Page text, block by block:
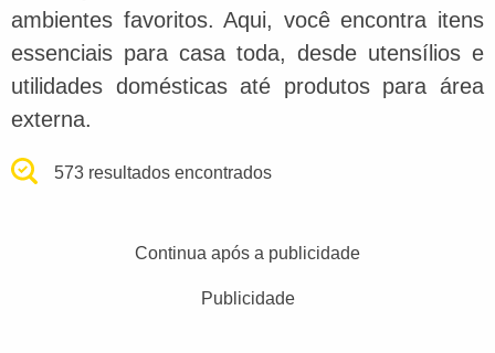
ambientes favoritos. Aqui, você encontra itens
essenciais para casa toda, desde utensílios e
utilidades domésticas até produtos para área
externa.
573 resultados encontrados
Continua após a publicidade
Publicidade